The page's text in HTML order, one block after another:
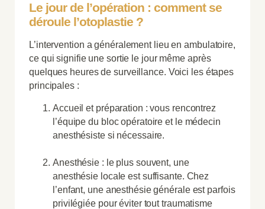
Le jour de l’opération : comment se
déroule l’otoplastie ?
L’intervention a généralement lieu en ambulatoire,
ce qui signifie une sortie le jour même après
quelques heures de surveillance. Voici les étapes
principales :
Accueil et préparation : vous rencontrez
l’équipe du bloc opératoire et le médecin
anesthésiste si nécessaire.
Anesthésie : le plus souvent, une
anesthésie locale est suffisante. Chez
l’enfant, une anesthésie générale est parfois
privilégiée pour éviter tout traumatisme